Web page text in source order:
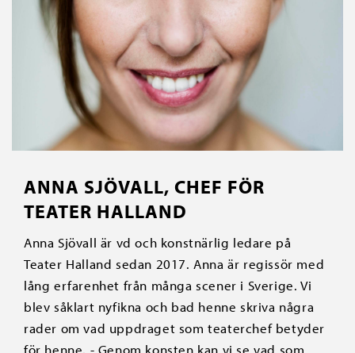
ANNA SJÖVALL, CHEF FÖR
TEATER HALLAND
Anna Sjövall är vd och konstnärlig ledare på
Teater Halland sedan 2017. Anna är regissör med
lång erfarenhet från många scener i Sverige. Vi
blev såklart nyfikna och bad henne skriva några
rader om vad uppdraget som teaterchef betyder